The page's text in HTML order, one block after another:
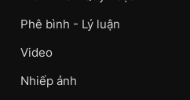
Phê bình - Lý luận
Video
Nhiếp ảnh